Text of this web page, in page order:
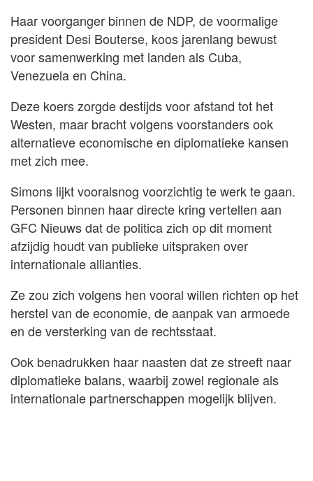
Haar voorganger binnen de NDP, de voormalige
president Desi Bouterse, koos jarenlang bewust
voor samenwerking met landen als Cuba,
Venezuela en China.
Deze koers zorgde destijds voor afstand tot het
Westen, maar bracht volgens voorstanders ook
alternatieve economische en diplomatieke kansen
met zich mee.
Simons lijkt vooralsnog voorzichtig te werk te gaan.
Personen binnen haar directe kring vertellen aan
GFC Nieuws dat de politica zich op dit moment
afzijdig houdt van publieke uitspraken over
internationale allianties.
Ze zou zich volgens hen vooral willen richten op het
herstel van de economie, de aanpak van armoede
en de versterking van de rechtsstaat.
Ook benadrukken haar naasten dat ze streeft naar
diplomatieke balans, waarbij zowel regionale als
internationale partnerschappen mogelijk blijven.